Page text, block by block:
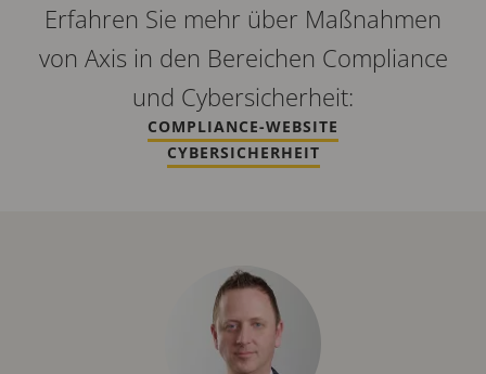
Erfahren Sie mehr über Maßnahmen
von Axis in den Bereichen Compliance
und Cybersicherheit:
COMPLIANCE-WEBSITE
CYBERSICHERHEIT